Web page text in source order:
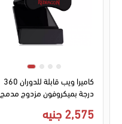
كاميرا ويب قابلة للدوران 360
درجة بميكروفون مزدوج مدمج
والكمبيوتر هيتمان من ريدراجون
2,575 جنيه